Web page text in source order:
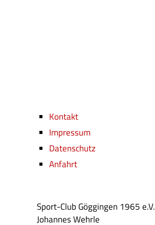
Kontakt
Impressum
Datenschutz
Anfahrt
Sport-Club Göggingen 1965 e.V.
Johannes Wehrle